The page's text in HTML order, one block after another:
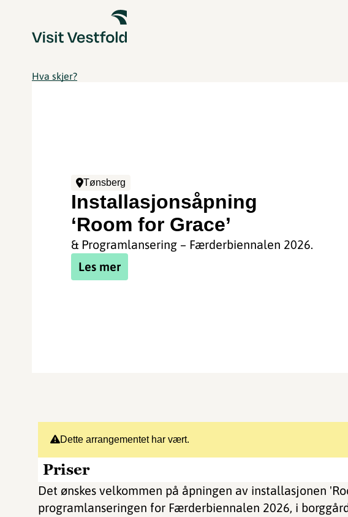
Hva skjer?
Tønsberg
Installasjonsåpning
‘Room for Grace’
& Programlansering – Færderbiennalen 2026.
Les mer
Dette arrangementet har vært.
Priser
Det ønskes velkommen på åpningen av installasjonen
programlanseringen for Færderbiennalen 2026, i